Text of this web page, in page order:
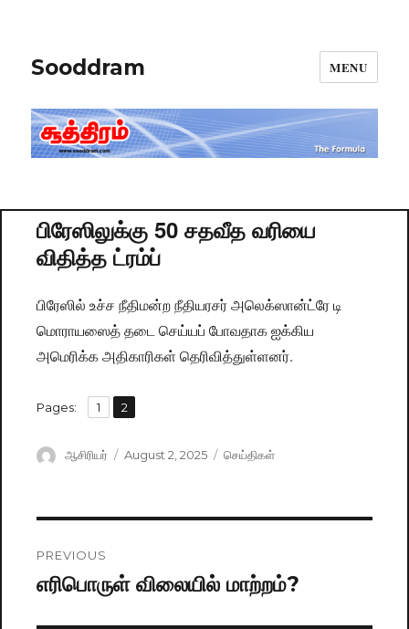
Sooddram MENU
பிரேஸிலுக்கு 50 சதவீத வரியை
விதித்த ட்ரம்ப்
பிரேஸில் உச்ச நீதிமன்ற நீதியரசர் அலெக்ஸான்ட்ரே டி
மொராயஸைத் தடை செய்யப் போவதாக ஐக்கிய
அமெரிக்க அதிகாரிகள் தெரிவித்துள்ளனர்.
Pages: Page
1 ,
Page
2
Author
ஆசிரியர்
Posted
August 2, 2025 Categories
செய்திகள்
navigation
PREVIOUS
Previous
எரிபொருள் விலையில் மாற்றம்?